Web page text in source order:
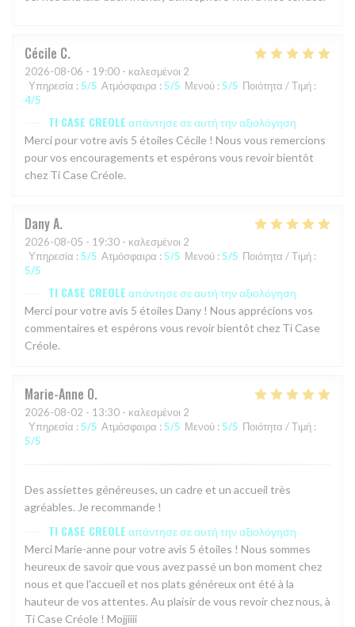
Cécile C
2026-08-06 - 19:00 - καλεσμένοι 2
Υπηρεσία : 5/5 Ατμόσφαιρα : 5/5 Μενού : 5/5 Ποιότητα / Τιμή :
4/5
TI CASE CREOLEαπάντησε σε αυτή την αξιολόγηση
Merci pour votre avis 5 étoiles Cécile ! Nous vous remercions
pour vos encouragements et espérons vous revoir bientôt
chez Ti Case Créole.
DanyA
2026-08-05 - 19:30 - καλεσμένοι 2
Υπηρεσία : 5/5 Ατμόσφαιρα : 5/5 Μενού : 5/5 Ποιότητα / Τιμή :
5/5
TI CASE CREOLEαπάντησε σε αυτή την αξιολόγηση
Merci pour votre avis 5 étoiles Dany ! Nous apprécions vos
commentaires et espérons vous revoir bientôt chez Ti Case
Créole.
Marie-Anne O
2026-08-02 - 13:30 - καλεσμένοι 2
Υπηρεσία : 5/5 Ατμόσφαιρα : 5/5 Μενού : 5/5 Ποιότητα / Τιμή :
5/5
Des assiettes généreuses, un cadre et un accueil très
agréables. Je recommande !
TI CASE CREOLEαπάντησε σε αυτή την αξιολόγηση
Merci Marie-anne pour votre avis 5 étoiles ! Nous sommes
heureux de savoir que vous avez passé un bon moment chez
nous et que l'accueil et nos plats généreux ont été à la
hauteur de vos attentes. Au plaisir de vous revoir chez nous, à
Ti Case Créole ! Mojjiiii